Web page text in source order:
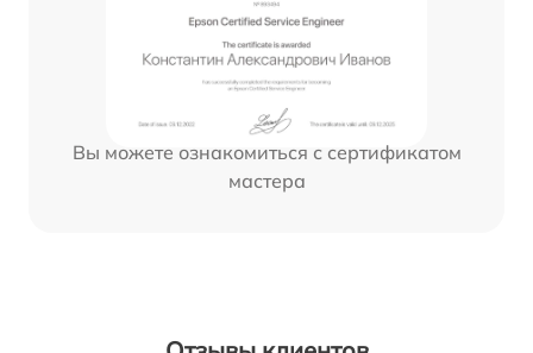
Вы можете ознакомиться с сертификатом
мастера